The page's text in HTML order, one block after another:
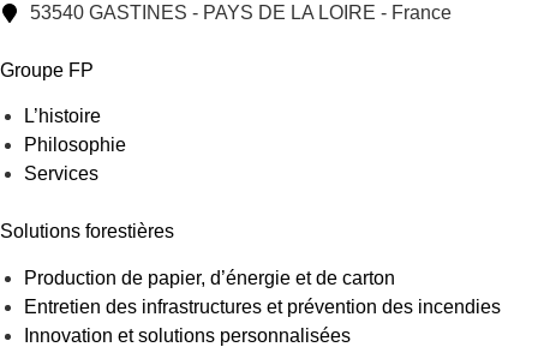
53540 GASTINES - PAYS DE LA LOIRE - France
Groupe FP
L’histoire
Philosophie
Services
Solutions forestières
Production de papier, d’énergie et de carton
Entretien des infrastructures et prévention des incendies
Innovation et solutions personnalisées